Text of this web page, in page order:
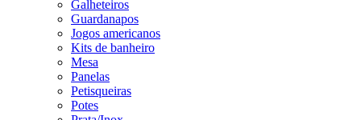
Galheteiros
Guardanapos
Jogos americanos
Kits de banheiro
Mesa
Panelas
Petisqueiras
Potes